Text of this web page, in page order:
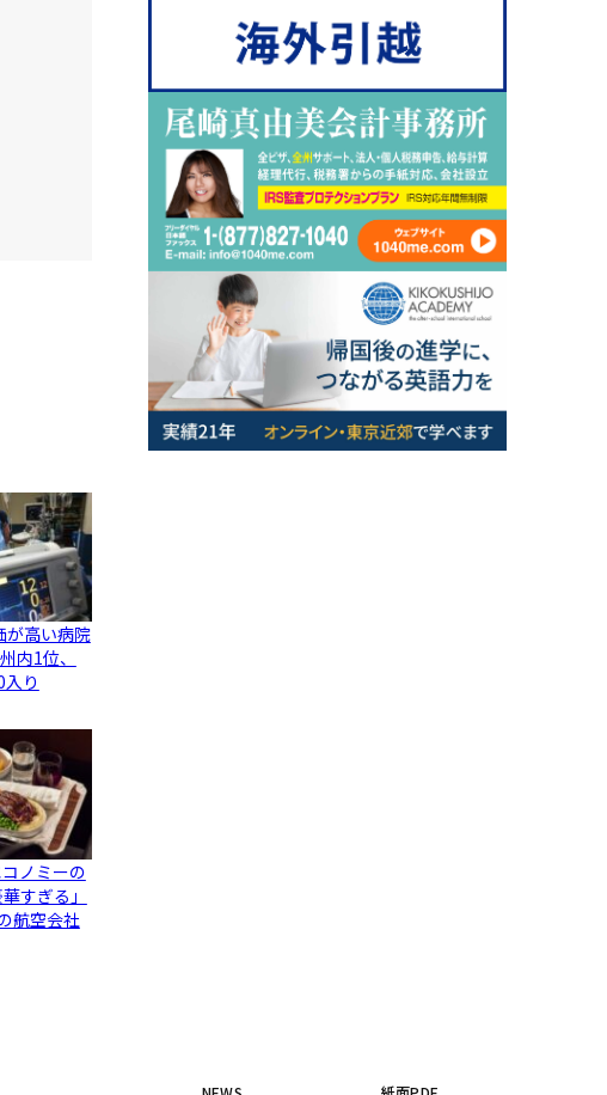
が高い病院
内1位、
り
ノミーの
すぎる」
航空会社